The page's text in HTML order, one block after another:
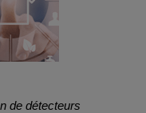
de détecteurs